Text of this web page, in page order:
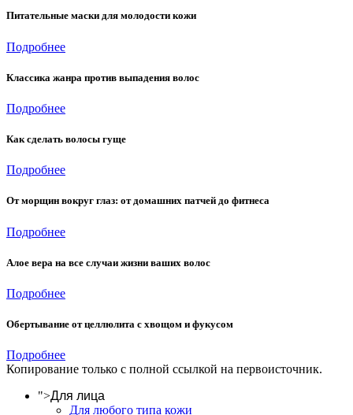
Питательные маски для молодости кожи
Подробнее
Классика жанра против выпадения волос
Подробнее
Как сделать волосы гуще
Подробнее
От морщин вокруг глаз: от домашних патчей до фитнеса
Подробнее
Алое вера на все случаи жизни ваших волос
Подробнее
Обертывание от целлюлита с хвощом и фукусом
Подробнее
Копирование только с полной ссылкой на первоисточник.
">Для лица
Для любого типа кожи